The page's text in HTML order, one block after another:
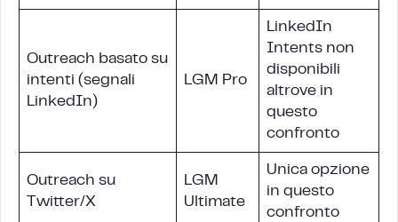
Outreach basato su
intenti (segnali
LinkedIn)
LGM Pro
LinkedIn
Intents non
disponibili
altrove in
questo
confronto
Outreach su
Twitter/X
LGM
Ultimate
Unica opzione
in questo
confronto